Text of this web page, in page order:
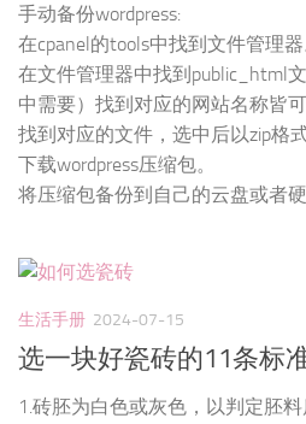
手动备份wordpress:
在cpanel的tools中找到文件管理器
在文件管理器中找到public_html
中需要）找到对应的网站名称皆可
找到对应的文件，选中后以zip格式
下载wordpress压缩包。
将压缩包备份到自己的云盘或者硬
生活手册 2024-07-15
选一块好瓷砖的11条标
1.砖胚为白色或灰色，以判定胚料